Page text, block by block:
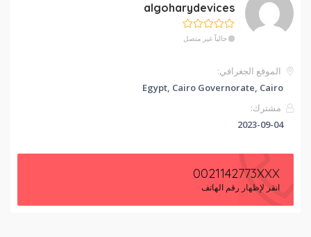
algoharydevices
حالياً غير متصل
الموقع الجغرافي:
Egypt, Cairo Governorate, Cairo
مشترك:
2023-09-04
0021142773XXX
انقر لإظهار رقم الهاتف